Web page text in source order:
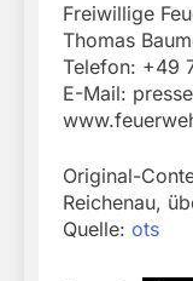
Freiwillige
Thomas
Telefon: +49
E-Mail:
Original-
Reichenau,
Quelle: ots